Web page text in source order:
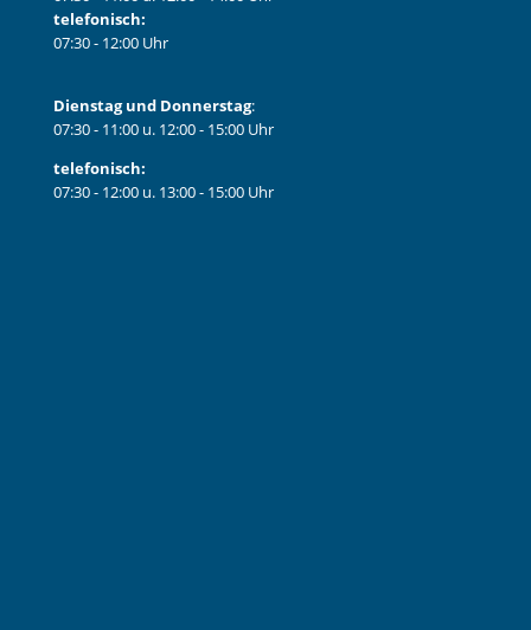
telefonisch:
07:30 - 12:00 Uhr
Dienstag und Donnerstag:
07:30 - 11:00 u. 12:00 - 15:00 Uhr
telefonisch:
07:30 - 12:00 u. 13:00 - 15:00 Uhr